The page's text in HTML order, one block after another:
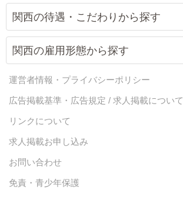
関西の待遇・こだわりから探す
関西の雇用形態から探す
運営者情報・プライバシーポリシー
広告掲載基準・広告規定 / 求人掲載について
リンクについて
求人掲載お申し込み
お問い合わせ
免責・青少年保護